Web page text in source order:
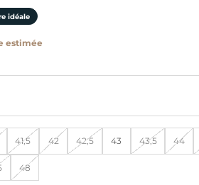
idéale
41,5 42 42,5 43 43,5 44
48